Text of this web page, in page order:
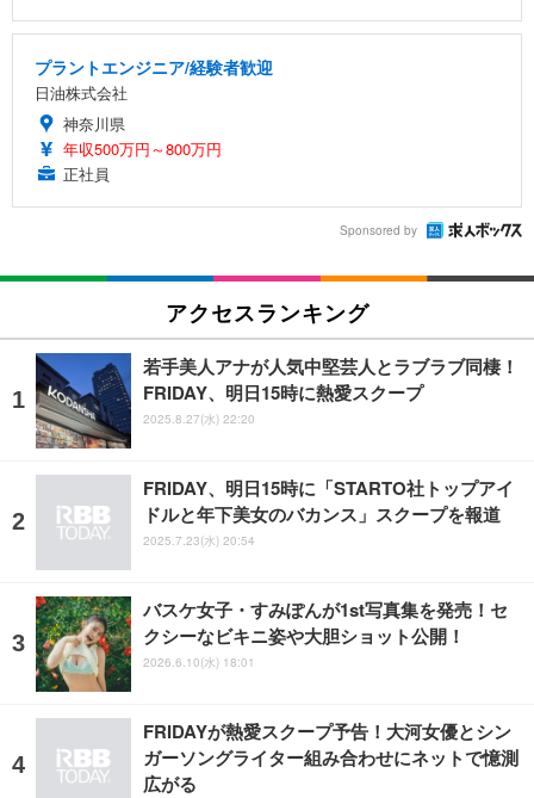
プラントエンジニア/経験者歓迎
日油株式会社
神奈川県
年収500万円～800万円
正社員
Sponsored by
アクセスランキング
若手美人アナが人気中堅芸人とラブラブ同棲！
FRIDAY、明日15時に熱愛スクープ
2025.8.27(水) 22:20
FRIDAY、明日15時に「STARTO社トップアイ
ドルと年下美女のバカンス」スクープを報道
2025.7.23(水) 20:54
バスケ女子・すみぽんが1st写真集を発売！セ
クシーなビキニ姿や大胆ショット公開！
2026.6.10(水) 18:01
FRIDAYが熱愛スクープ予告！大河女優とシン
ガーソングライター組み合わせにネットで憶測
広がる